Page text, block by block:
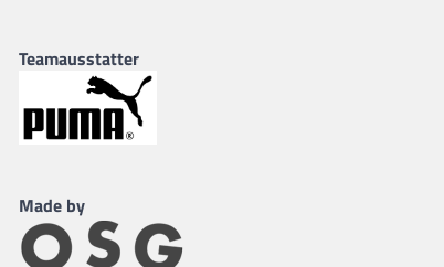
Teamausstatter
Made by